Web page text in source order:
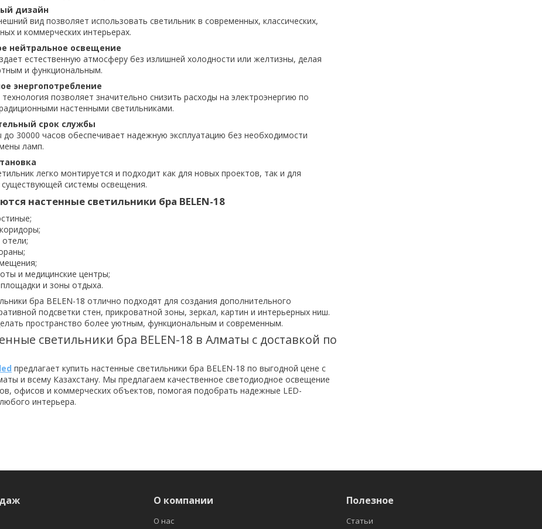
дизайн
вид позволяет использовать светильник в современных, классических,
и коммерческих интерьерах.
нейтральное освещение
естественную атмосферу без излишней холодности или желтизны, делая
и функциональным.
энергопотребление
позволяет значительно снизить расходы на электроэнергию по
настенными светильниками.
срок службы
до 30000 часов обеспечивает надежную эксплуатацию без необходимости
ламп.
легко монтируется и подходит как для новых проектов, так и для
системы освещения.
настенные светильники бра BELEN-18
и медицинские центры;
и зоны отдыха.
бра BELEN-18 отлично подходят для создания дополнительного
подсветки стен, прикроватной зоны, зеркал, картин и интерьерных ниш.
пространство более уютным, функциональным и современным.
светильники бра BELEN-18 в Алматы с доставкой по
предлагает купить настенные светильники бра BELEN-18 по выгодной цене с
и всему Казахстану. Мы предлагаем качественное светодиодное освещение
офисов и коммерческих объектов, помогая подобрать надежные LED-
интерьера.
О компании
О нас
Полезное
Статьи